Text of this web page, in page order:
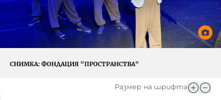
История на изкуството
Музикална кутийка
За вас, родители
БНР
БНР Новини
Архивен фонд на БНР
СНИМКА: ФОНДАЦИЯ "ПРОСТРАНСТВА"
Размер на шрифта